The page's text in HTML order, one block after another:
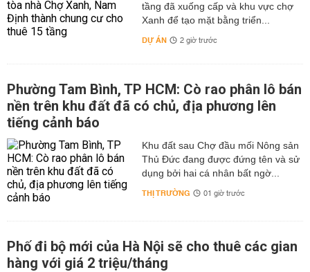
tầng đã xuống cấp và khu vực chợ
Xanh để tạo mặt bằng triển...
DỰ ÁN 2 giờ trước
Phường Tam Bình, TP HCM: Cò rao phân lô bán
nền trên khu đất đã có chủ, địa phương lên
tiếng cảnh báo
Khu đất sau Chợ đầu mối Nông sản
Thủ Đức đang được đứng tên và sử
dụng bởi hai cá nhân bất ngờ...
THỊ TRƯỜNG 01 giờ trước
Phố đi bộ mới của Hà Nội sẽ cho thuê các gian
hàng với giá 2 triệu/tháng